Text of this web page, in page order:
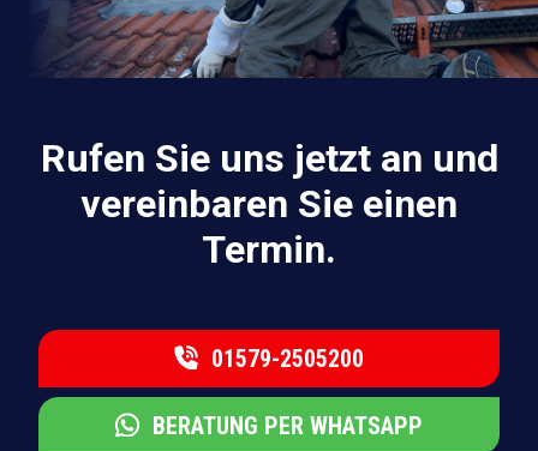
Rufen Sie uns jetzt an und
vereinbaren Sie einen
Termin.
01579-2505200
BERATUNG PER WHATSAPP